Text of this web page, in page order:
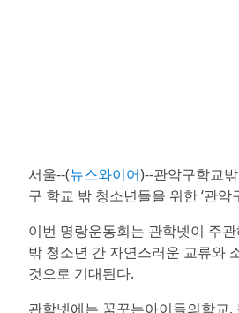
서울--(뉴스와이어)--관악구학교
구 학교 밖 청소년들을 위한 ‘관
이번 명랑운동회는 관학넷이 주
밖 청소년 간 자연스러운 교류와
것으로 기대된다.
관학넷에는 꿈꾸는아이들의학교